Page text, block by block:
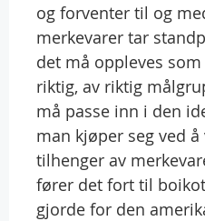
og forventer til og
merkevarer tar
det må oppleves
riktig, av riktig
må passe inn i den
man kjøper seg ved
tilhenger av
fører det fort til
gjorde for den